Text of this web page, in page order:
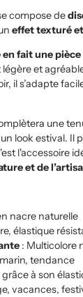
compose de
effet texturé
fait une
et
il s’adapte
une
look estival. Il
l'accessoire
et de
nacre naturelle
élastique
: Multicolore
tendance
à son
vacances,